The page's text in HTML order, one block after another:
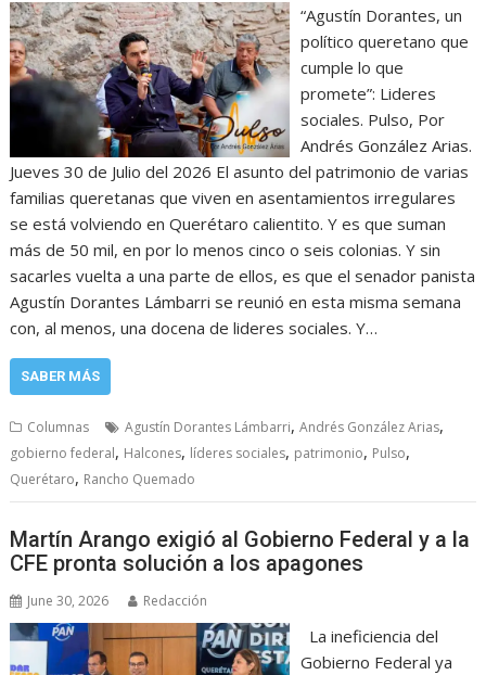
“Agustín Dorantes, un
político queretano que
cumple lo que
promete”: Lideres
sociales. Pulso, Por
Andrés González Arias.
Jueves 30 de Julio del 2026 El asunto del patrimonio de varias
familias queretanas que viven en asentamientos irregulares
se está volviendo en Querétaro calientito. Y es que suman
más de 50 mil, en por lo menos cinco o seis colonias. Y sin
sacarles vuelta a una parte de ellos, es que el senador panista
Agustín Dorantes Lámbarri se reunió en esta misma semana
con, al menos, una docena de lideres sociales. Y…
SABER MÁS
Columnas Agustín Dorantes Lámbarri,Andrés González Arias,
gobierno federal, Halcones, líderes sociales, patrimonio, Pulso,
Querétaro, Rancho Quemado
Martín Arango exigió al Gobierno Federal y a la
CFE pronta solución a los apagones
June 30, 2026 Redacción
La ineficiencia del
Gobierno Federal ya